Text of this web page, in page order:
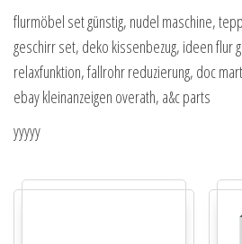
flurmöbel set günstig, nudel maschine,
geschirr set, deko kissenbezug, ideen flur
relaxfunktion, fallrohr reduzierung, doc
ebay kleinanzeigen overath, a&c parts
yyyyy